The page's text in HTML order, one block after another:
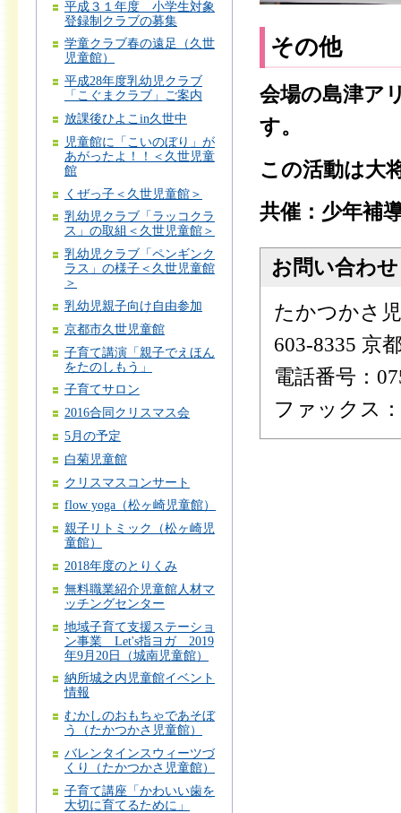
平成３１年度 小学生対象
登録制クラブの募集
学童クラブ春の遠足（久世
児童館）
平成28年度乳幼児クラブ
「こぐまクラブ」ご案内
放課後ひよこin久世中
児童館に「こいのぼり」が
あがったよ！！＜久世児童
館
くぜっ子＜久世児童館＞
乳幼児クラブ「ラッコクラ
ス」の取組＜久世児童館＞
乳幼児クラブ「ペンギンク
ラス」の様子＜久世児童館
＞
乳幼児親子向け自由参加
京都市久世児童館
子育て講演「親子でえほん
をたのしもう」
子育てサロン
2016合同クリスマス会
5月の予定
白菊児童館
クリスマスコンサート
flow yoga（松ヶ崎児童館）
親子リトミック（松ヶ崎児
童館）
2018年度のとりくみ
無料職業紹介児童館人材マ
ッチングセンター
地域子育て支援ステーショ
ン事業 Let's指ヨガ 2019
年9月20日（城南児童館）
納所城之内児童館イベント
情報
むかしのおもちゃであそぼ
う（たかつかさ児童館）
バレンタインスウィーツづ
くり（たかつかさ児童館）
子育て講座「かわいい歯を
大切に育てるために」
その他
会場の島津ア
す。
この活動は大
共催：少年補
お問い合わせ
たかつかさ
603-8335 京
電話番号：
ファックス